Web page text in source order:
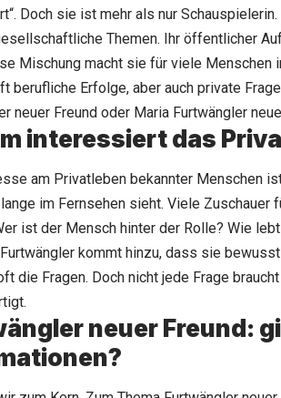
Doch sie ist mehr als nur
Themen. Ihr öffentlicher
Mischung macht sie für viele Menschen
berufliche Erfolge, aber auch private
neuer Freund oder Maria Furtwängler
interessiert das
am Privatleben bekannter Menschen
im Fernsehen sieht. Viele Zuschauer
ist der Mensch hinter der Rolle? Wie
kommt hinzu, dass sie
die Fragen. Doch nicht jede Frage
neuer Freund: